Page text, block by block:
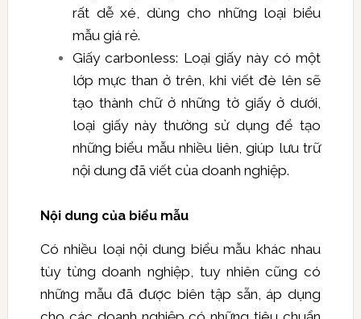
rất dễ xé, dùng cho những loại biểu
mẫu giá rẻ.
Giấy carbonless: Loại giấy này có một
lớp mực than ở trên, khi viết đè lên sẽ
tạo thành chữ ở những tờ giấy ở dưới,
loại giấy này thường sử dụng để tạo
những biểu mẫu nhiều liên, giúp lưu trữ
nội dung đã viết của doanh nghiệp.
Nội dung của biểu mẫu
Có nhiều loại nội dung biểu mẫu khác nhau
tùy từng doanh nghiệp, tuy nhiên cũng có
những mẫu đã được biên tập sẵn, áp dụng